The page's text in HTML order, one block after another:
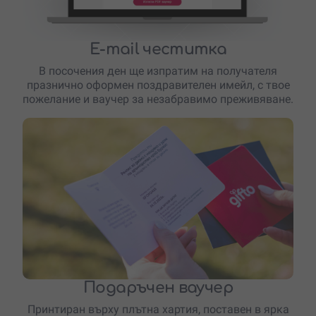
E-mail честитка
В посочения ден ще изпратим на получателя
празнично оформен поздравителен имейл, с твое
пожелание и ваучер за незабравимо преживяване.
Подаръчен ваучер
Принтиран върху плътна хартия, поставен в ярка